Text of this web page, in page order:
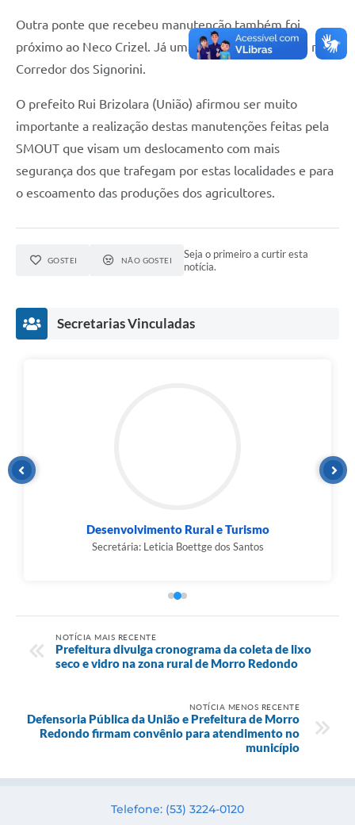
SIC
Outra ponte que recebeu manutenção também foi
próximo ao Neco Crizel. Já uma ponte nova foi feita no
Corredor dos Signorini.
O prefeito Rui Brizolara (União) afirmou ser muito
importante a realização destas manutenções feitas pela
SMOUT que visam um deslocamento com mais
segurança dos que trafegam por estas localidades e para
o escoamento das produções dos agricultores.
GOSTEI NÃO GOSTEI
Seja o primeiro a curtir esta
notícia.
Secretarias Vinculadas
Desenvolvimento Rural e Turismo
Secretária: Leticia Boettge dos Santos
NOTÍCIA MAIS RECENTE
Prefeitura divulga cronograma da coleta de lixo
seco e vidro na zona rural de Morro Redondo
NOTÍCIA MENOS RECENTE
Defensoria Pública da União e Prefeitura de Morro
Redondo firmam convênio para atendimento no
município
Telefone: (53) 3224-0120